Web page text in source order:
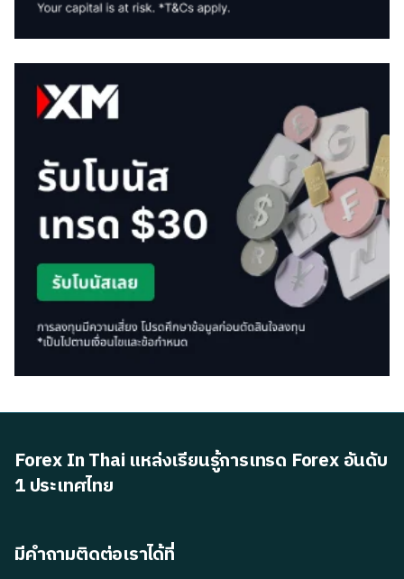
Forex In Thai แหล่งเรียนรู้การเทรด Forex อันดับ
1 ประเทศไทย
มีคำถามติดต่อเราได้ที่